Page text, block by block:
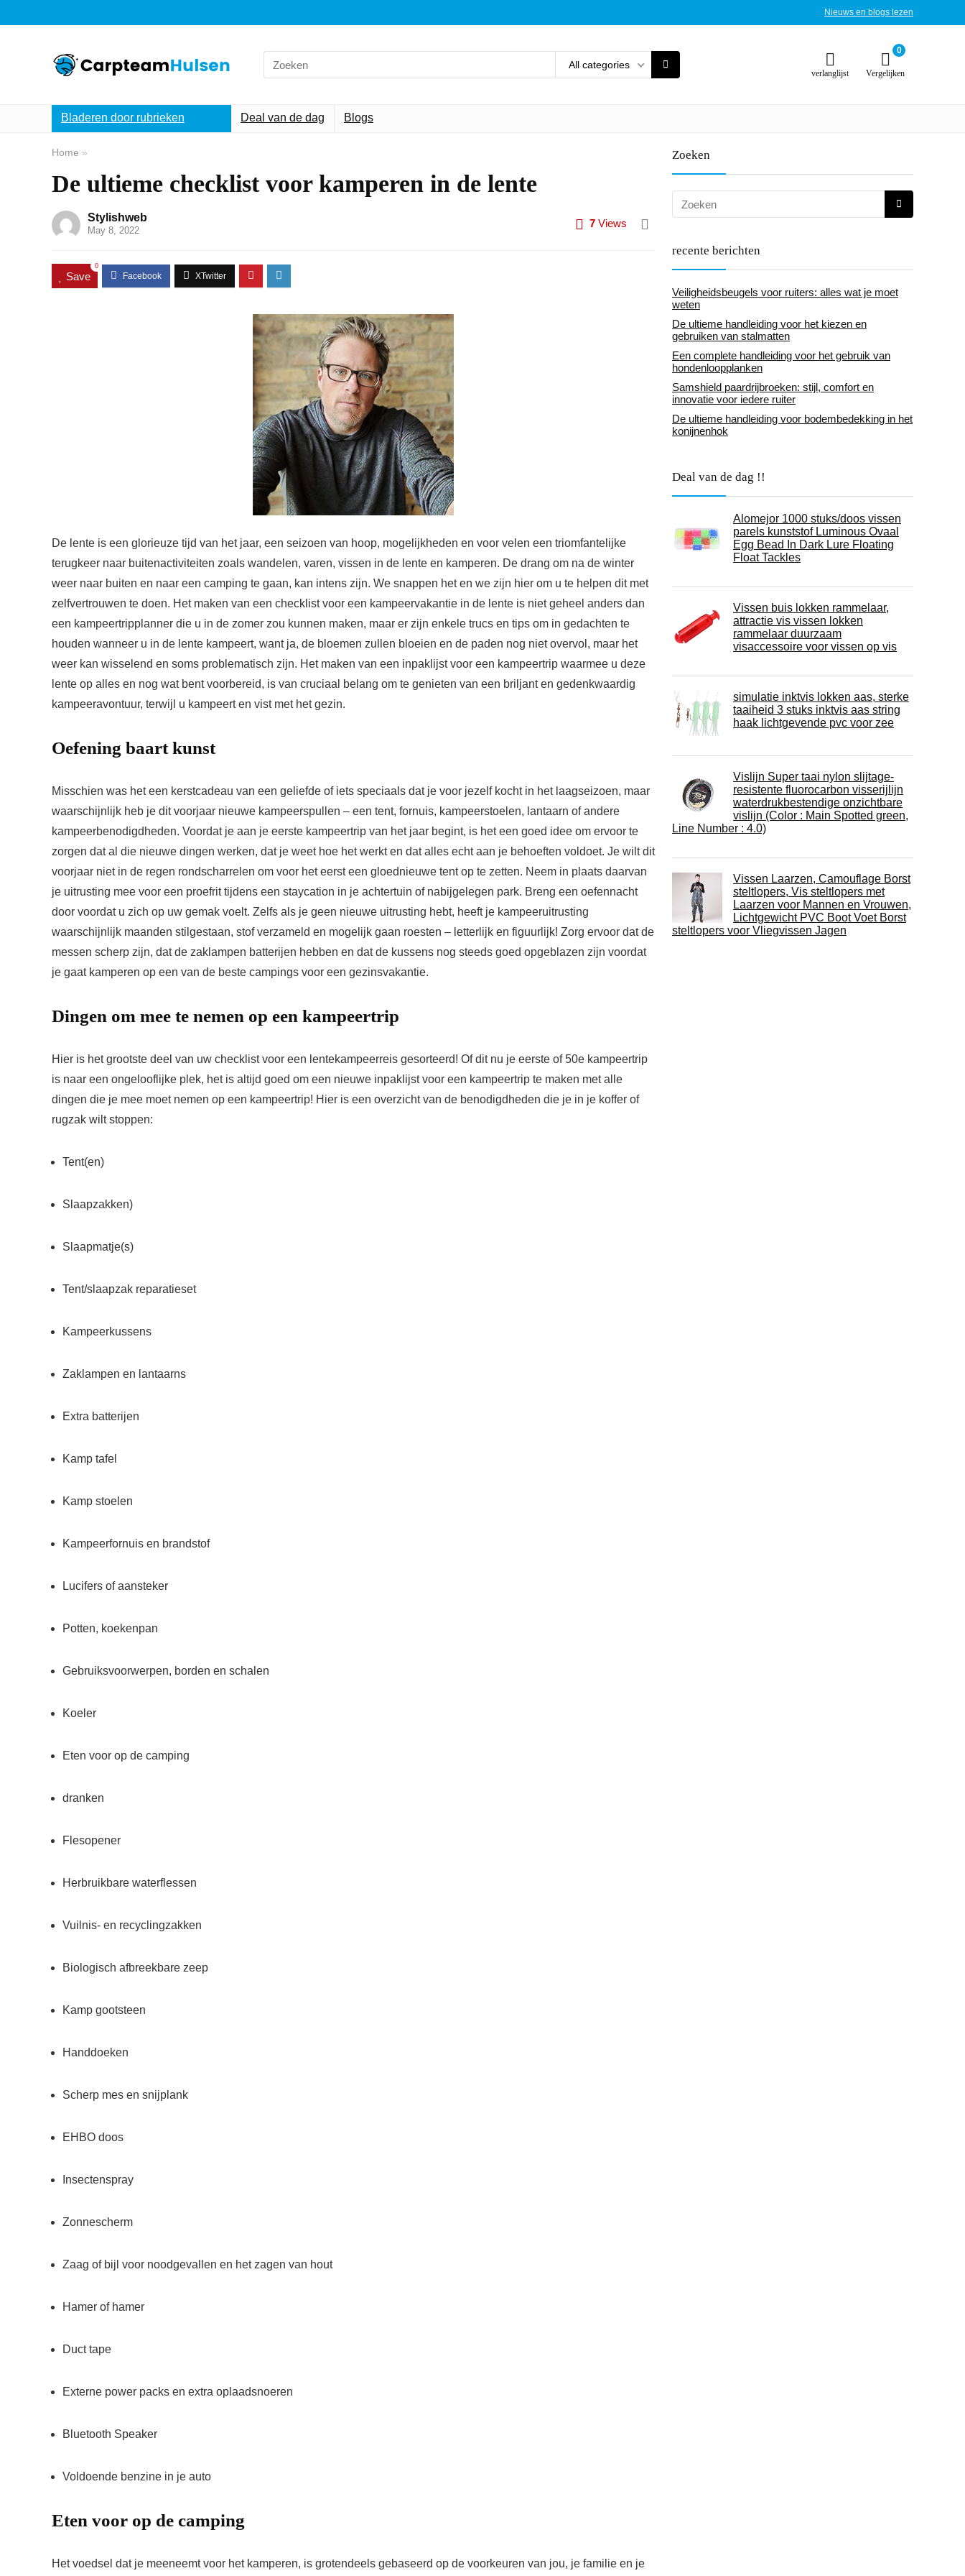
Nieuws en blogs lezen
Search
for:
All categories
verlanglijst
0
Vergelijken
Bladeren door rubrieken Deal van de dag Blogs
Home »
De ultieme checklist voor kamperen in de lente
Stylishweb
May 8, 2022
7 Views
Save
0
De lente is een glorieuze tijd van het jaar, een seizoen van hoop, mogelijkheden en voor velen een triomfantelijke
terugkeer naar buitenactiviteiten zoals wandelen, varen, vissen in de lente en kamperen. De drang om na de winter
weer naar buiten en naar een camping te gaan, kan intens zijn. We snappen het en we zijn hier om u te helpen dit met
zelfvertrouwen te doen. Het maken van een checklist voor een kampeervakantie in de lente is niet geheel anders dan
een kampeertripplanner die u in de zomer zou kunnen maken, maar er zijn enkele trucs en tips om in gedachten te
houden wanneer u in de lente kampeert, want ja, de bloemen zullen bloeien en de paden nog niet overvol, maar het
weer kan wisselend en soms problematisch zijn. Het maken van een inpaklijst voor een kampeertrip waarmee u deze
lente op alles en nog wat bent voorbereid, is van cruciaal belang om te genieten van een briljant en gedenkwaardig
kampeeravontuur, terwijl u kampeert en vist met het gezin.
Oefening baart kunst
Misschien was het een kerstcadeau van een geliefde of iets speciaals dat je voor jezelf kocht in het laagseizoen, maar
waarschijnlijk heb je dit voorjaar nieuwe kampeerspullen – een tent, fornuis, kampeerstoelen, lantaarn of andere
kampeerbenodigdheden. Voordat je aan je eerste kampeertrip van het jaar begint, is het een goed idee om ervoor te
zorgen dat al die nieuwe dingen werken, dat je weet hoe het werkt en dat alles echt aan je behoeften voldoet. Je wilt dit
voorjaar niet in de regen rondscharrelen om voor het eerst een gloednieuwe tent op te zetten. Neem in plaats daarvan
je uitrusting mee voor een proefrit tijdens een staycation in je achtertuin of nabijgelegen park. Breng een oefennacht
door voordat u zich op uw gemak voelt. Zelfs als je geen nieuwe uitrusting hebt, heeft je kampeeruitrusting
waarschijnlijk maanden stilgestaan, stof verzameld en mogelijk gaan roesten – letterlijk en figuurlijk! Zorg ervoor dat de
messen scherp zijn, dat de zaklampen batterijen hebben en dat de kussens nog steeds goed opgeblazen zijn voordat
je gaat kamperen op een van de beste campings voor een gezinsvakantie.
Dingen om mee te nemen op een kampeertrip
Hier is het grootste deel van uw checklist voor een lentekampeerreis gesorteerd! Of dit nu je eerste of 50e kampeertrip
is naar een ongelooflijke plek, het is altijd goed om een ​​nieuwe inpaklijst voor een kampeertrip te maken met alle
dingen die je mee moet nemen op een kampeertrip! Hier is een overzicht van de benodigdheden die je in je koffer of
rugzak wilt stoppen:
Tent(en)
Slaapzakken)
Slaapmatje(s)
Tent/slaapzak reparatieset
Kampeerkussens
Zaklampen en lantaarns
Extra batterijen
Kamp tafel
Kamp stoelen
Kampeerfornuis en brandstof
Lucifers of aansteker
Potten, koekenpan
Gebruiksvoorwerpen, borden en schalen
Koeler
Eten voor op de camping
dranken
Flesopener
Herbruikbare waterflessen
Vuilnis- en recyclingzakken
Biologisch afbreekbare zeep
Kamp gootsteen
Handdoeken
Scherp mes en snijplank
EHBO doos
Insectenspray
Zonnescherm
Zaag of bijl voor noodgevallen en het zagen van hout
Hamer of hamer
Duct tape
Externe power packs en extra oplaadsnoeren
Bluetooth Speaker
Voldoende benzine in je auto
Eten voor op de camping
Het voedsel dat je meeneemt voor het kamperen, is grotendeels gebaseerd op de voorkeuren van jou, je familie en je
Zoeken
recente berichten
Veiligheidsbeugels voor ruiters: alles wat je moet
weten
De ultieme handleiding voor het kiezen en
gebruiken van stalmatten
Een complete handleiding voor het gebruik van
hondenloopplanken
Samshield paardrijbroeken: stijl, comfort en
innovatie voor iedere ruiter
De ultieme handleiding voor bodembedekking in het
konijnenhok
Deal van de dag !!
Alomejor 1000 stuks/doos vissen
parels kunststof Luminous Ovaal
Egg Bead In Dark Lure Floating
Float Tackles
Vissen buis lokken rammelaar,
attractie vis vissen lokken
rammelaar duurzaam
visaccessoire voor vissen op vis
simulatie inktvis lokken aas, sterke
taaiheid 3 stuks inktvis aas string
haak lichtgevende pvc voor zee
Vislijn Super taai nylon slijtage-
resistente fluorocarbon visserijlijn
waterdrukbestendige onzichtbare
vislijn (Color : Main Spotted green,
Line Number : 4.0)
Vissen Laarzen, Camouflage Borst
steltlopers, Vis steltlopers met
Laarzen voor Mannen en Vrouwen,
Lichtgewicht PVC Boot Voet Borst
steltlopers voor Vliegvissen Jagen